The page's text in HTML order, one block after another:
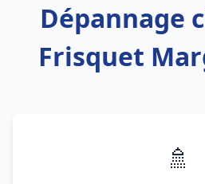
Dépannage
Frisquet
🚿